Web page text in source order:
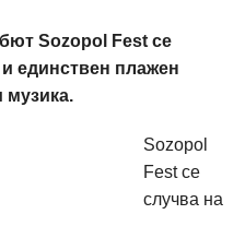
Sozopol Fest се
единствен плажен
музика.
Sozopol
Fest се
случва на